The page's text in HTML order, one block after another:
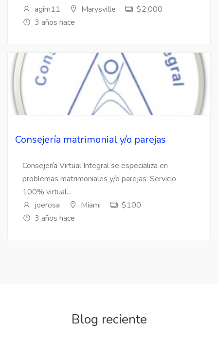
agim11
Marysville
$2,000
3 años hace
Consejería matrimonial y/o parejas
Consejería Virtual Integral se especializa en
problemas matrimoniales y/o parejas. Servicio
100% virtual...
joerosa
Miami
$100
3 años hace
Blog reciente